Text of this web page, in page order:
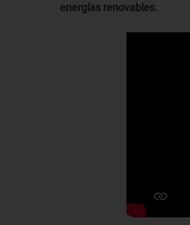
energías renovables.